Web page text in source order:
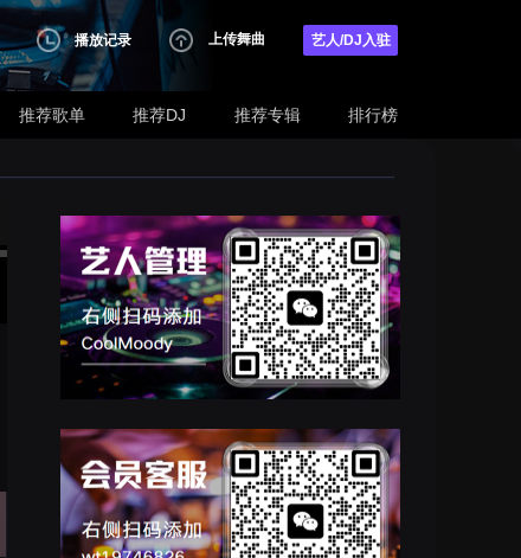
播放记录 上传舞曲 艺人/DJ入驻
推荐歌单 推荐DJ 推荐专辑 排行榜